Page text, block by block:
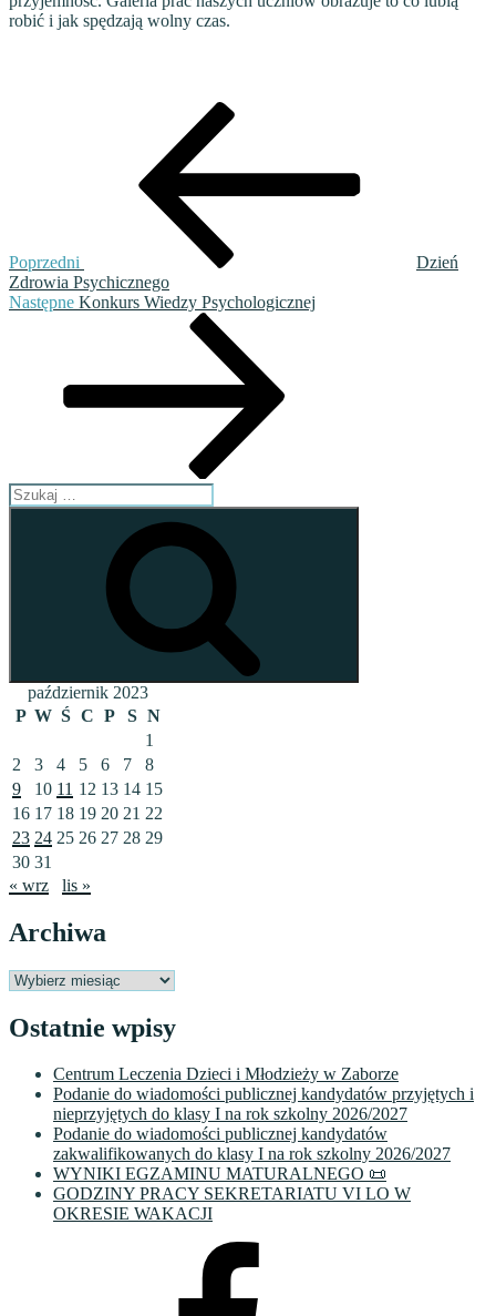
robić i jak spędzają wolny czas.
Poprzedni
Dzień
Zdrowia Psychicznego
Następny
Następne Konkurs Wiedzy Psychologicznej
Szukaj:
październik 2023
P W Ś C P S N
1
2
3 4 5 6 7
8
9
10 11 12 13 14 15
16 17 18 19 20 21 22
23 24 25 26 27 28 29
30 31
« wrz
lis »
Archiwa
Archiwa
Ostatnie wpisy
Centrum Leczenia Dzieci i Młodzieży w Zaborze
Podanie do wiadomości publicznej kandydatów przyjętych i
nieprzyjętych do klasy I na rok szkolny 2026/2027
Podanie do wiadomości publicznej kandydatów
zakwalifikowanych do klasy I na rok szkolny 2026/2027
WYNIKI EGZAMINU MATURALNEGO 📜
GODZINY PRACY SEKRETARIATU VI LO W
OKRESIE WAKACJI